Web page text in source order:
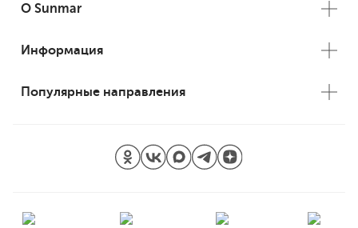
О Sunmar
Информация
Популярные направления